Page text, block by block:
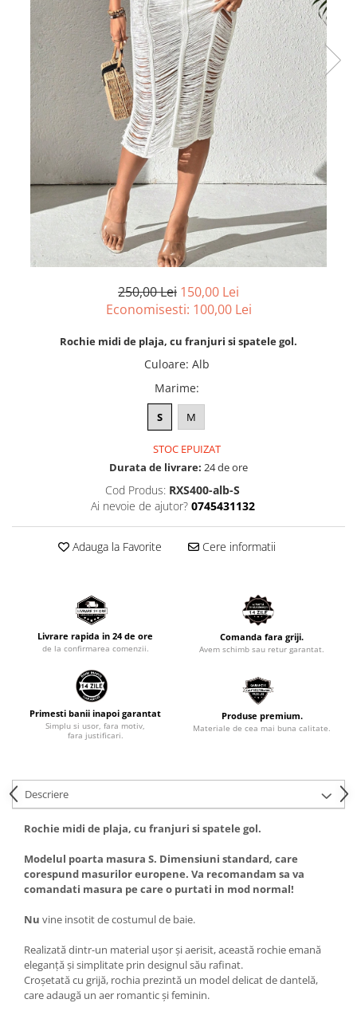
250,00 Lei 150,00 Lei
Economisesti: 100,00 Lei
Rochie midi de plaja, cu franjuri si spatele gol.
Culoare: Alb
Marime:
S M
STOC EPUIZAT
Durata de livrare: 24 de ore
Cod Produs: RXS400-alb-S
Ai nevoie de ajutor? 0745431132
Adauga la Favorite Cere informatii
Livrare rapida in 24 de ore
de la confirmarea comenzii.
Comanda fara griji.
Avem schimb sau retur garantat.
Primesti banii inapoi garantat
Simplu si usor, fara motiv,
fara justificari.
Produse premium.
Materiale de cea mai buna calitate.
Descriere
Rochie midi de plaja, cu franjuri si spatele gol.
Modelul poarta masura S. Dimensiuni standard, care
corespund masurilor europene. Va recomandam sa va
comandati masura pe care o purtati in mod normal!
Nu vine insotit de costumul de baie.
Realizată dintr-un material ușor și aerisit, această rochie emană
eleganță și simplitate prin designul său rafinat.
Croșetată cu grijă, rochia prezintă un model delicat de dantelă,
care adaugă un aer romantic și feminin.